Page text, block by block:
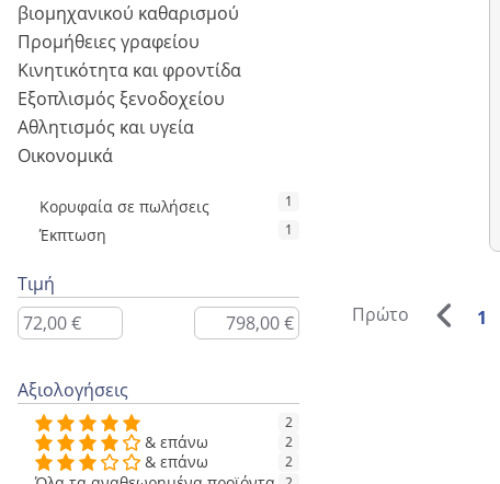
βιομηχανικού καθαρισμού
Προμήθειες γραφείου
Κινητικότητα και φροντίδα
Εξοπλισμός ξενοδοχείου
Αθλητισμός και υγεία
Οικονομικά
Κορυφαία σε πωλήσεις 1
Έκπτωση 1
Τιμή
Αξιολογήσεις
2
& επάνω 2
& επάνω 2
Πρώτο 1